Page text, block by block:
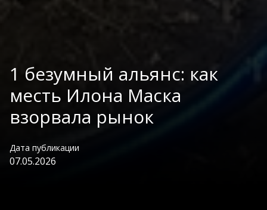
1 безумный альянс: как
месть Илона Маска
взорвала рынок
Дата публикации
07.05.2026